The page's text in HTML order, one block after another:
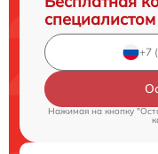
специалистом
Нажимая на кнопку